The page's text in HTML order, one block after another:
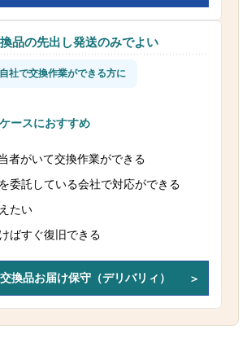
品の先出し発送のみでよい
自社で交換作業ができる方に
ースにおすすめ
者がいて交換作業ができる
委託している会社で対応ができる
たい
ばすぐ復旧できる
換品お届け保守（デリバリィ）